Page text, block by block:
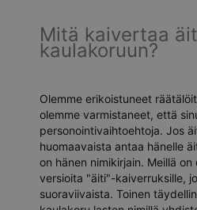
Mitä kaivertaa
kaulakoruun?
Olemme erikoistuneet
olemme varmistaneet, että
personointivaihtoehtoja. Jos
huomaavaista antaa hänelle
on hänen nimikirjain. Meillä on
versioita "äiti"-kaiverruksille,
suoraviivaista. Toinen